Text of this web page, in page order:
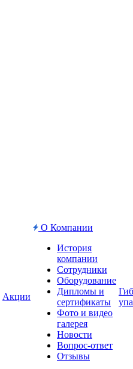
Акции
О Компании
История
компании
Сотрудники
Оборудование
Дипломы и
сертификаты
Фото и видео
галерея
Новости
Вопрос-ответ
Отзывы